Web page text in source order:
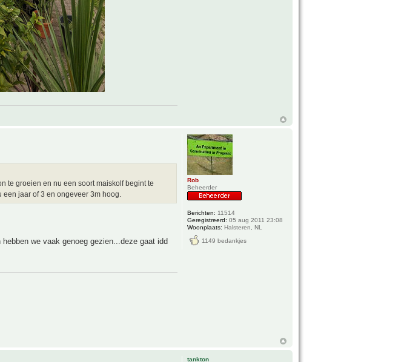
te groeien en nu een soort maiskolf begint te
een jaar of 3 en ongeveer 3m hoog.
we vaak genoeg gezien...deze gaat idd
Rob
Beheerder
Berichten: 11514
Geregistreerd: 05 aug 2011 23:08
Woonplaats: Halsteren, NL
1149 bedankjes
tankton